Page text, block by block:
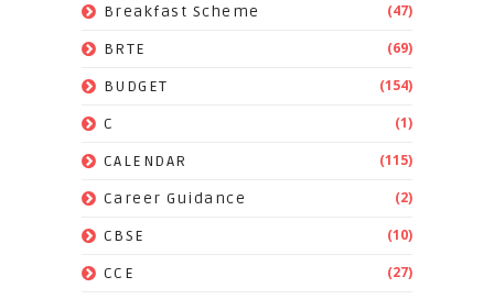
Breakfast Scheme (47)
BRTE (69)
BUDGET (154)
C (1)
CALENDAR (115)
Career Guidance (2)
CBSE (10)
CCE (27)